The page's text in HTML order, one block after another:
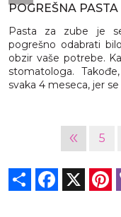
POGREŠNA
Pasta za zube je
pogrešno odabrati
obzir vaše potrebe.
stomatologa.
svaka 4 meseca, jer
« 5
Share Facebook